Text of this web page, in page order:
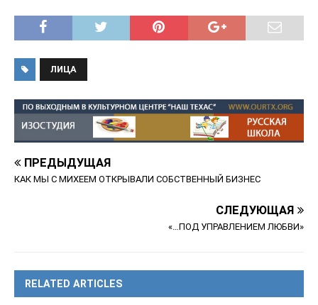
ЛИЦА
ПРЕДЫДУЩАЯ
КАК МЫ С МИХЕЕМ ОТКРЫВАЛИ СОБСТВЕННЫЙ БИЗНЕС
СЛЕДУЮЩАЯ
«…ПОД УПРАВЛЕНИЕМ ЛЮБВИ»
RELATED ARTICLES